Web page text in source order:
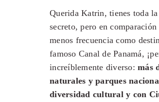
Querida Katrin, tienes toda
secreto, pero en
menos frecuencia como
famoso Canal de Panamá,
increíblemente diverso: más
naturales y parques
diversidad cultural y con